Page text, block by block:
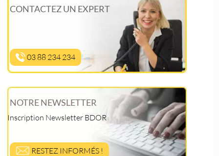
CONTACTEZ UN EXPERT
03 88 234 234
NOTRE NEWSLETTER
Inscription Newsletter BDOR
RESTEZ INFORMÉS !